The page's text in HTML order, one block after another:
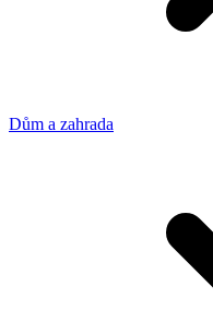
Dům a zahrada